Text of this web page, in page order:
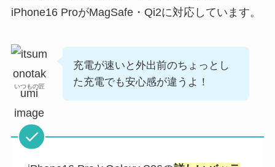
iPhone16 ProがMagSafe・Qi2に対応しています。
いつもの匠
充電が速いと外出前のちょっとし
た充電でも安心感が違うよ！